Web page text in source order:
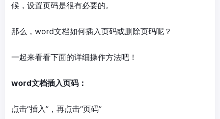
候，设置页码是很有必要的。
那么，word文档如何插入页码或删除页码呢？
一起来看看下面的详细操作方法吧！
word文档插入页码：
点击“插入”，再点击“页码”